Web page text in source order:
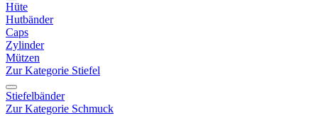
Hüte
Hutbänder
Caps
Zylinder
Mützen
Zur Kategorie Stiefel
Stiefelbänder
Zur Kategorie Schmuck